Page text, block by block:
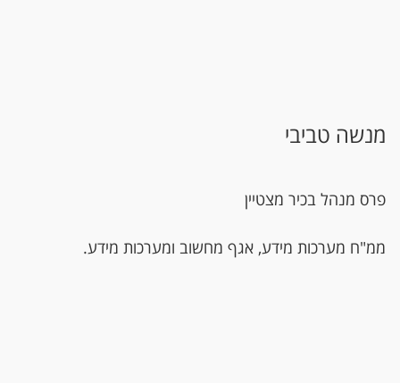
מנשה טביבי
פרס מנהל בכיר מצטיין
ממ"ח מערכות מידע, אגף מחשוב ומערכות מידע.